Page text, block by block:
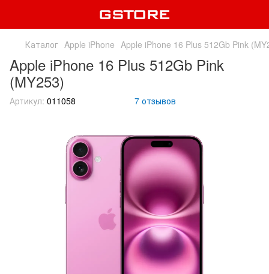
Каталог Apple iPhone Apple iPhone 16 Plus 512Gb Pink
Apple iPhone 16 Plus 512Gb Pink
(MY253)
Артикул: 011058 7 отзывов